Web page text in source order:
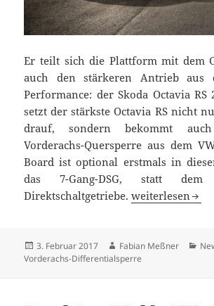
Er teilt sich die Plattform mit dem
auch den stärkeren Antrieb aus
Performance: der Skoda Octavia RS
setzt der stärkste Octavia RS nicht
drauf, sondern bekommt
Vorderachs-Quersperre aus dem
Board ist optional erstmals in
das 7-Gang-DSG, statt dem
Direktschaltgetriebe.Skoda Octavia
weiterlesen
Veröffentlicht
am
3. Februar 2017 Autor
Fabian Meßner
Vorderachs-Differentialsperre